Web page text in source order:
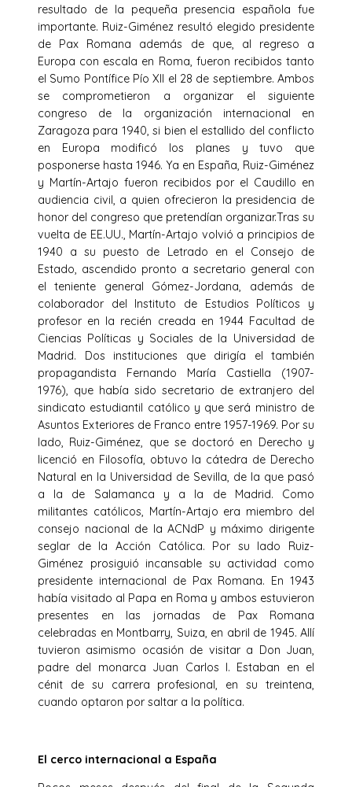
resultado de la pequeña presencia española fue
importante. Ruiz-Giménez resultó elegido presidente
de Pax Romana además de que, al regreso a
Europa con escala en Roma, fueron recibidos tanto
el Sumo Pontífice Pío XII el 28 de septiembre. Ambos
se comprometieron a organizar el siguiente
congreso de la organización internacional en
Zaragoza para 1940, si bien el estallido del conflicto
en Europa modificó los planes y tuvo que
posponerse hasta 1946. Ya en España, Ruiz-Giménez
y Martín-Artajo fueron recibidos por el Caudillo en
audiencia civil, a quien ofrecieron la presidencia de
honor del congreso que pretendían organizar.Tras su
vuelta de EE.UU., Martín-Artajo volvió a principios de
1940 a su puesto de Letrado en el Consejo de
Estado, ascendido pronto a secretario general con
el teniente general Gómez-Jordana, además de
colaborador del Instituto de Estudios Políticos y
profesor en la recién creada en 1944 Facultad de
Ciencias Políticas y Sociales de la Universidad de
Madrid. Dos instituciones que dirigía el también
propagandista Fernando María Castiella (1907-
1976), que había sido secretario de extranjero del
sindicato estudiantil católico y que será ministro de
Asuntos Exteriores de Franco entre 1957-1969. Por su
lado, Ruiz-Giménez, que se doctoró en Derecho y
licenció en Filosofía, obtuvo la cátedra de Derecho
Natural en la Universidad de Sevilla, de la que pasó
a la de Salamanca y a la de Madrid. Como
militantes católicos, Martín-Artajo era miembro del
consejo nacional de la ACNdP y máximo dirigente
seglar de la Acción Católica. Por su lado Ruiz-
Giménez prosiguió incansable su actividad como
presidente internacional de Pax Romana. En 1943
había visitado al Papa en Roma y ambos estuvieron
presentes en las jornadas de Pax Romana
celebradas en Montbarry, Suiza, en abril de 1945. Allí
tuvieron asimismo ocasión de visitar a Don Juan,
padre del monarca Juan Carlos I. Estaban en el
cénit de su carrera profesional, en su treintena,
cuando optaron por saltar a la política.
El cerco internacional a España